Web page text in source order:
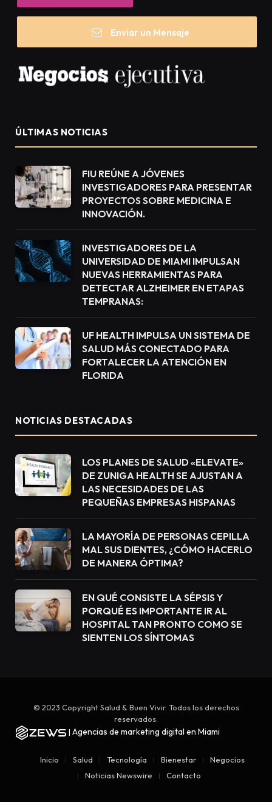
Enviar un Mensaje
ÚLTIMAS NOTICIAS
FIU REÚNE A JÓVENES
INVESTIGADORES PARA PRESENTAR
PROYECTOS SOBRE MEDICINA E
INNOVACIÓN.
INVESTIGADORES DE LA
UNIVERSIDAD DE MIAMI IMPULSAN
NUEVAS HERRAMIENTAS PARA
DETECTAR ALZHEIMER EN ETAPAS
TEMPRANAS:
UF HEALTH IMPULSA UN SISTEMA DE
SALUD MÁS CONECTADO PARA
FORTALECER LA ATENCIÓN EN
FLORIDA
NOTICIAS DESTACADAS
LOS PLANES DE SALUD «ELEVATE»
DE ZUNIGA HEALTH SE AJUSTAN A
LAS NECESIDADES DE LAS
PEQUEÑAS EMPRESAS HISPANAS
LA MAYORÍA DE PERSONAS CEPILLA
MAL SUS DIENTES, ¿CÓMO HACERLO
DE MANERA ÓPTIMA?
EN QUÉ CONSISTE LA SÉPSIS Y
PORQUÉ ES IMPORTANTE IR AL
HOSPITAL TAN PRONTO COMO SE
SIENTEN LOS SÍNTOMAS
© 2023 Copyright Salud & Buen Vivir. Todos los derechos
reservados.
| Agencias de marketing digital en Miami
Inicio Salud Tecnología Bienestar
Negocios
Noticias Newswire
Contacto